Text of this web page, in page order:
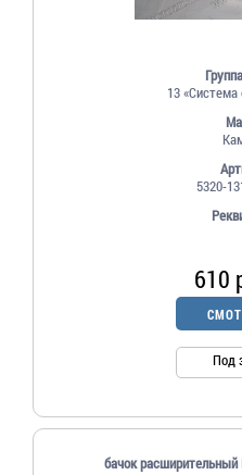
13
5320-
610
Под
бачок